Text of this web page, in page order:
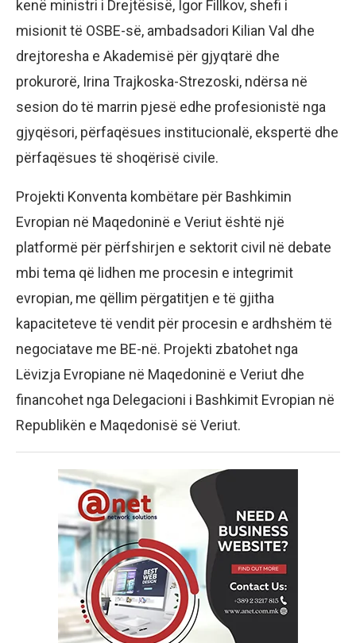
kenë ministri i Drejtësisë, Igor Fillkov, shefi i
misionit të OSBE-së, ambadsadori Kilian Val dhe
drejtoresha e Akademisë për gjyqtarë dhe
prokurorë, Irina Trajkoska-Strezoski, ndërsa në
sesion do të marrin pjesë edhe profesionistë nga
gjyqësori, përfaqësues institucionalë, ekspertë dhe
përfaqësues të shoqërisë civile.
Projekti Konventa kombëtare për Bashkimin
Evropian në Maqedoninë e Veriut është një
platformë për përfshirjen e sektorit civil në debate
mbi tema që lidhen me procesin e integrimit
evropian, me qëllim përgatitjen e të gjitha
kapaciteteve të vendit për procesin e ardhshëm të
negociatave me BE-në. Projekti zbatohet nga
Lëvizja Evropiane në Maqedoninë e Veriut dhe
financohet nga Delegacioni i Bashkimit Evropian në
Republikën e Maqedonisë së Veriut.